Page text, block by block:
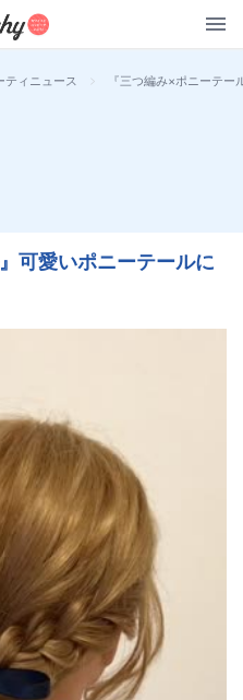
ティニュース > 『三つ編み×ポニーテ
可愛いポニーテールに